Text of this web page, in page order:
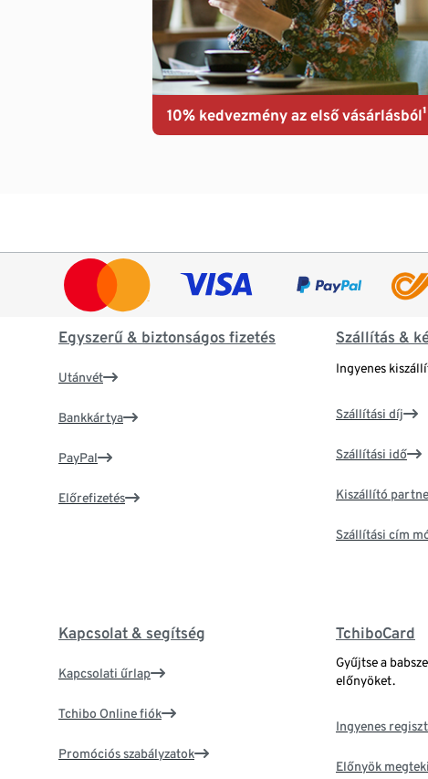
10% kedvezmény az első vásárlásból¹
Egyszerű & biztonságos fizetés
Utánvét
Bankkártya
PayPal
Előrefizetés
Szállítás &
Ingyenes
Szállítási díj
Szállítási idő
Kiszállító
Szállítási cím
Kapcsolat & segítség
Kapcsolati űrlap
Tchibo Online fiók
Promóciós szabályzatok
TchiboCard
Gyűjtse a
előnyöket.
Ingyenes
Előnyök